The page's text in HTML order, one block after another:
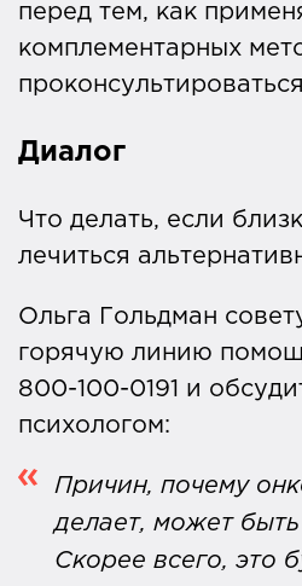
перед тем, как
комплементарных
Диалог
Что делать, если
лечиться
Ольга Гольдман
горячую линию
800-100-0191 и
психологом:
Причин, почему
делает, может
Скорее всего, это